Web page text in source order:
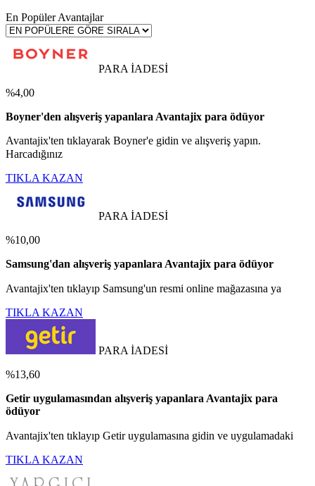
En Popüler Avantajlar
PARA İADESİ
%4,00
Boyner'den alışveriş yapanlara Avantajix para ödüyor
Avantajix'ten tıklayarak Boyner'e gidin ve alışveriş yapın.
Harcadığınız
TIKLA KAZAN
PARA İADESİ
%10,00
Samsung'dan alışveriş yapanlara Avantajix para ödüyor
Avantajix'ten tıklayıp Samsung'un resmi online mağazasına ya
TIKLA KAZAN
PARA İADESİ
%13,60
Getir uygulamasından alışveriş yapanlara Avantajix para
ödüyor
Avantajix'ten tıklayıp Getir uygulamasına gidin ve uygulamadaki
TIKLA KAZAN